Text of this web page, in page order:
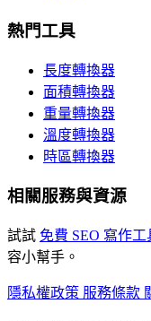
熱門工具
長度轉換器
面積轉換器
重量轉換器
溫度轉換器
時區轉換器
相關服務與資源
試試 免費 SEO 寫作工
容小幫手。
隱私權政策 服務條款